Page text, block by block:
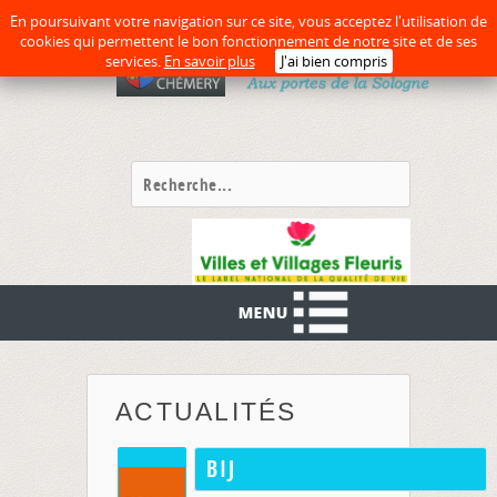
ACTUALITÉS
BIJ
En poursuivant votre navigation sur ce site, vous acceptez l'utilisation de
cookies qui permettent le bon fonctionnement de notre site et de ses
services. En savoir plus J'ai bien compris